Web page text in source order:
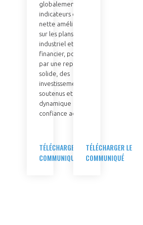
globalement des
indicateurs en
nette amélioration
sur les plans
industriel et
financier, portées
par une reprise
solide, des
investissements
soutenus et une
dynamique de
confiance accrue.
TÉLÉCHARGER LE
COMMUNIQUÉ
TÉLÉCHARGER LE
COMMUNIQUÉ